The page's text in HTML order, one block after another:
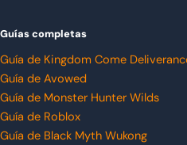
Guías completas
Guía de Kingdom Come
Guía de Avowed
Guía de Monster Hunter Wilds
Guía de Roblox
Guía de Black Myth Wukong